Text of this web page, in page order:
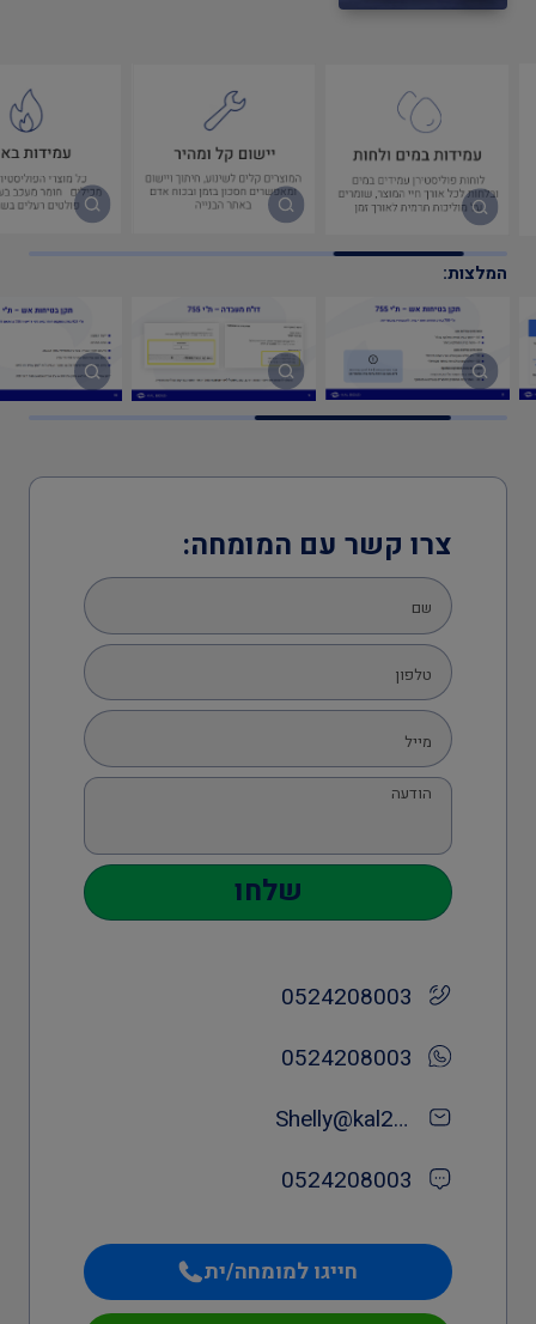
המלצות:
צרו קשר עם המומחה:
שלחו
0524208003
0524208003
Shelly@kal2000.co.il
0524208003
חייגו למומחה/ית